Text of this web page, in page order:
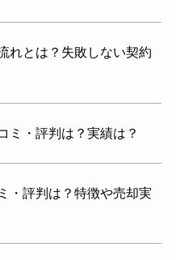
れとは？失敗しない契約
ミ・評判は？実績は？
・評判は？特徴や売却実